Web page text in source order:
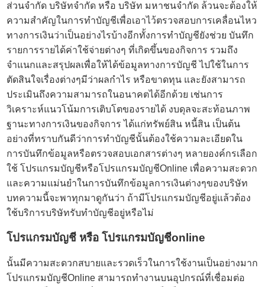
ส่วนจำกัด บริษัทจำกัด หรือ บริษัท มหาชนจำกัด ล้วนจะต้องให้
ความสำคัญในการทำบัญชีเพื่อเอาไว้ตรวจสอบการเคลื่อนไหว
ทางการเงินว่าเป็นอย่างไรบ้างอีกทั้งการทำบัญชียังช่วย บันทึก
รายการรายได้ค่าใช้จ่ายต่างๆ ที่เกิดขึ้นของกิจการ รวมถึง
จำแนกและสรุปผลเพื่อให้ได้ข้อมูลทางการบัญชี ไปใช้ในการ
ตัดสินใจเรื่องต่างๆมีว่าผลกำไร หรือขาดทุน และยังสามารถ
ประเมินถึงความสามารถในอนาคตได้อีกด้วย เช่นการ
วิเคราะห์แนวโน้มการเติบโตของรายได้ งบดุลจะสะท้อนภาพ
ฐานะทางการเงินของกิจการ ได้แก่ทรัพย์สิน หนี้สิน เป็นต้น
อย่างที่ทราบกันดีว่าการทำบัญชีนั้นต้องใช้ความละเอียดใน
การบันทึกข้อมูลหรือตรวจสอบเอกสารต่างๆ หลายองค์กรเลือก
ใช้ โปรแกรมบัญชีหรือโปรแกรมบัญชีOnline เพื่อความสะดวก
และความแม่นยำในการบันทึกข้อมูลการเงินต่างๆของบริษัท
บทความนี้จะพาทุกมาดูกันว่า ถ้ามีโปรแกรมบัญชีอยู่แล้วต้อง
ใช้บริการบริษัทรับทำบัญชีอยู่หรือไม่
โปรแกรมบัญชี หรือโปรแกรมบัญชีonline
นั้นมีความสะดวกสบายและรวดเร็วในการใช้งานเป็นอย่างมาก
โปรแกรมบัญชีOnline สามารถทำงานบนอุปกรณ์ที่เชื่อมต่อ